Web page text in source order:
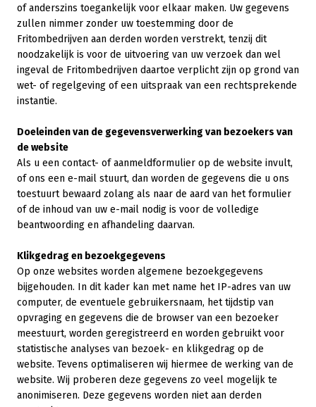
of anderszins toegankelijk voor elkaar maken. Uw gegevens
zullen nimmer zonder uw toestemming door de
Fritombedrijven aan derden worden verstrekt, tenzij dit
noodzakelijk is voor de uitvoering van uw verzoek dan wel
ingeval de Fritombedrijven daartoe verplicht zijn op grond van
wet- of regelgeving of een uitspraak van een rechtsprekende
instantie.
Doeleinden van de gegevensverwerking van bezoekers van
de website
Als u een contact- of aanmeldformulier op de website invult,
of ons een e-mail stuurt, dan worden de gegevens die u ons
toestuurt bewaard zolang als naar de aard van het formulier
of de inhoud van uw e-mail nodig is voor de volledige
beantwoording en afhandeling daarvan.
Klikgedrag en bezoekgegevens
Op onze websites worden algemene bezoekgegevens
bijgehouden. In dit kader kan met name het IP-adres van uw
computer, de eventuele gebruikersnaam, het tijdstip van
opvraging en gegevens die de browser van een bezoeker
meestuurt, worden geregistreerd en worden gebruikt voor
statistische analyses van bezoek- en klikgedrag op de
website. Tevens optimaliseren wij hiermee de werking van de
website. Wij proberen deze gegevens zo veel mogelijk te
anonimiseren. Deze gegevens worden niet aan derden